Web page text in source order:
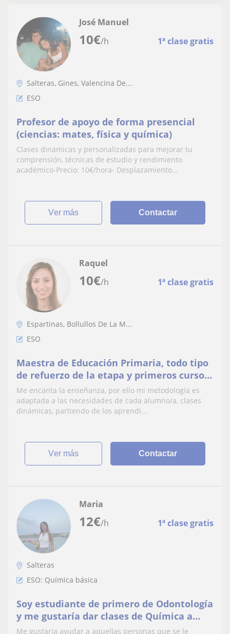
10€/h 1ª clase gratis
José Manuel
Salteras, Gines, Valencina De...
ESO
Profesor de apoyo de forma presencial
(ciencias: mates, física y química)
Clases dinámicas y personalizadas para mejorar tu
comprensión, técnicas de estudio y rendimiento
académico-Precio: 10€/hora- Desplazamiento...
ver más Contactar
10€/h 1ª clase gratis
Raquel
Espartinas, Bollullos De La M...
ESO
Maestra de Educación Primaria, todo tipo
de refuerzo de la etapa y primeros cursos
de la ESO
Me encanta la enseñanza, por ello mi metodología es
adaptada a las necesidades de cada alumno/a, clases
dinámicas, partiendo de los aprendi...
ver más Contactar
12€/h 1ª clase gratis
Maria
Salteras
ESO: Química básica
Soy estudiante de primero de Odontología
y me gustaría dar clases de Química a
niños de hasta 2 de bachillerato.
Me gustaría ayudar a aquellas personas que se le